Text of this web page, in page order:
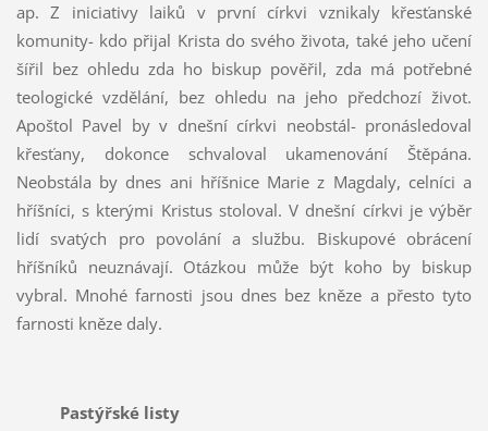
ap. Z iniciativy laiků v první církvi vznikaly křesťanské
komunity- kdo přijal Krista do svého života, také jeho učení
šířil bez ohledu zda ho biskup pověřil, zda má potřebné
teologické vzdělání, bez ohledu na jeho předchozí život.
Apoštol Pavel by v dnešní církvi neobstál- pronásledoval
křesťany, dokonce schvaloval ukamenování Štěpána.
Neobstála by dnes ani hříšnice Marie z Magdaly, celníci a
hříšníci, s kterými Kristus stoloval. V dnešní církvi je výběr
lidí svatých pro povolání a službu. Biskupové obrácení
hříšníků neuznávají. Otázkou může být koho by biskup
vybral. Mnohé farnosti jsou dnes bez kněze a přesto tyto
farnosti kněze daly.
Pastýřské listy